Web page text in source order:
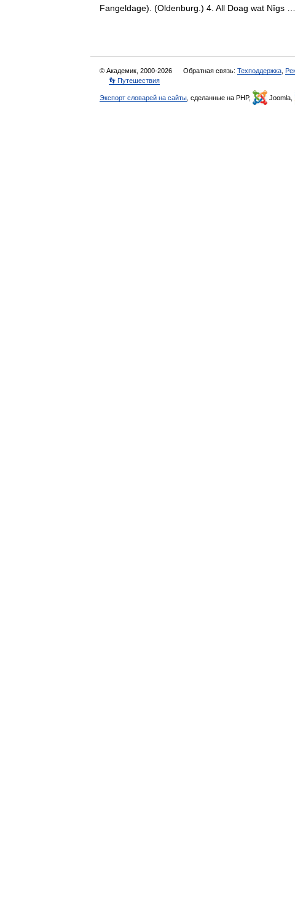
Fangeldage). (Oldenburg.) 4. All Doag wat Nîgs
© Академик, 2000-2026 Обратная связь: Техподдержка
👣 Путешествия
Экспорт словарей на сайты , сделанные на PHP, Joomla,